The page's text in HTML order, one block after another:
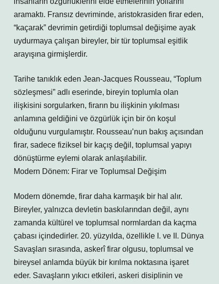
aramaktı. Fransız devriminde, aristokrasiden firar eden,
“kaçarak” devrimin getirdiği toplumsal değişime ayak
uydurmaya çalışan bireyler, bir tür toplumsal eşitlik
arayışına girmişlerdir.
Tarihe tanıklık eden Jean-Jacques Rousseau, “Toplum
sözleşmesi” adlı eserinde, bireyin toplumla olan
ilişkisini sorgularken, firarın bu ilişkinin yıkılması
anlamına geldiğini ve özgürlük için bir ön koşul
olduğunu vurgulamıştır. Rousseau’nun bakış açısından
firar, sadece fiziksel bir kaçış değil, toplumsal yapıyı
dönüştürme eylemi olarak anlaşılabilir.
Modern Dönem: Firar ve Toplumsal Değişim
Modern dönemde, firar daha karmaşık bir hal alır.
Bireyler, yalnızca devletin baskılarından değil, aynı
zamanda kültürel ve toplumsal normlardan da kaçma
çabası içindedirler. 20. yüzyılda, özellikle I. ve II. Dünya
Savaşları sırasında, askerî firar olgusu, toplumsal ve
bireysel anlamda büyük bir kırılma noktasına işaret
eder. Savaşların yıkıcı etkileri, askeri disiplinin ve